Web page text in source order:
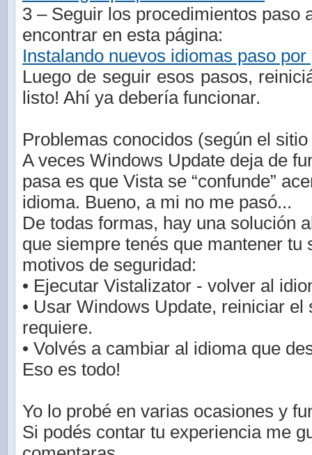
3 – Seguir los procedimientos paso
encontrar en esta página:
Instalando nuevos idiomas paso por
Luego de seguir esos pasos,
listo! Ahí ya debería funcionar.
Problemas conocidos (según el
A veces Windows Update deja de
pasa es que Vista se “confunde”
idioma. Bueno, a mi no me pasó...
De todas formas, hay una solución
que siempre tenés que mantener tu
motivos de seguridad:
• Ejecutar Vistalizator - volver al
• Usar Windows Update, reiniciar
requiere.
• Volvés a cambiar al idioma que
Eso es todo!
Yo lo probé en varias ocasiones y
Si podés contar tu experiencia me